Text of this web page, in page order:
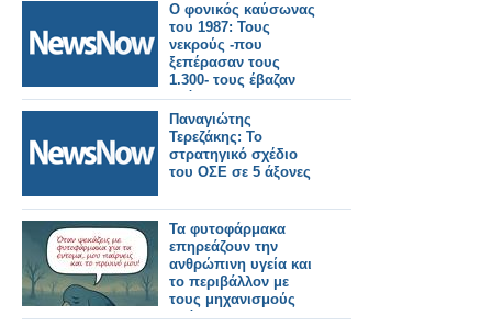
Ο φονικός καύσωνας
του 1987: Τους
νεκρούς -που
ξεπέρασαν τους
1.300- τους έβαζαν
ακόμα και σε
βαγόνια–ψυγεία του
ΟΣΕ!
Παναγιώτης
Τερεζάκης: Το
στρατηγικό σχέδιο
του ΟΣΕ σε 5 άξονες
Τα φυτοφάρμακα
επηρεάζουν την
ανθρώπινη υγεία και
το περιβάλλον με
τους μηχανισμούς
δράσης τους και